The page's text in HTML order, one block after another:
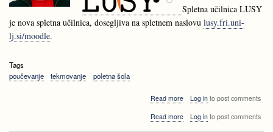
Spletna učilnica LUSY
je nova spletna učilnica, dosegljiva na spletnem naslovu lusy.fri.uni-
lj.si/moodle.
Tags
poučevanje
tekmovanje poletna šola
Read moreabout
učilnica
Log into post comments
Read moreabout
Log into post comments